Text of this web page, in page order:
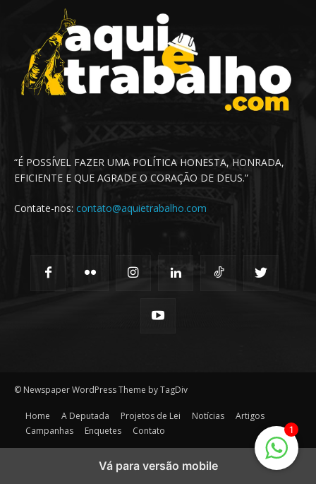
“É POSSÍVEL FAZER UMA POLÍTICA HONESTA, HONRADA,
EFICIENTE E QUE AGRADE O CORAÇÃO DE DEUS.”
Contate-nos: contato@aquietrabalho.com
© Newspaper WordPress Theme by TagDiv
Home A Deputada Projetos de Lei Notícias
Artigos
Campanhas
Enquetes Contato 1
Vá para versão mobile